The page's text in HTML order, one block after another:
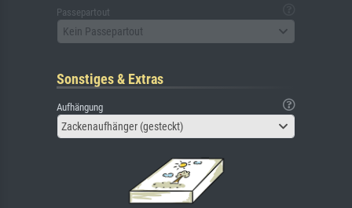
Passepartout
Kein Passepartout
Sonstiges & Extras
Aufhängung
Zackenaufhänger (gesteckt)